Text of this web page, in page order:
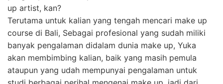
up artist, kan?
Terutama untuk kalian yang tengah mencari make up
course di Bali, Sebagai profesional yang sudah miliki
banyak pengalaman didalam dunia make up, Yuka
akan membimbing kalian, baik yang masih pemula
ataupun yang udah mempunyai pengalaman untuk